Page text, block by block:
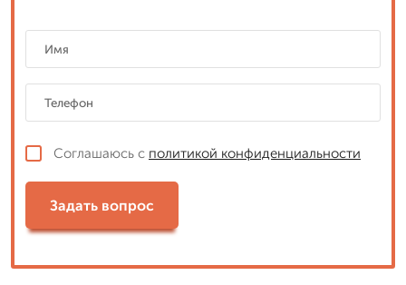
Соглашаюсь с политикой конфиденциальности
Задать вопрос